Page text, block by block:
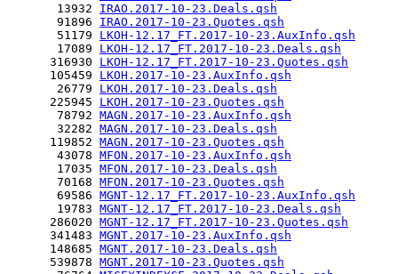
       13932
IRAO.2017-10-23.Deals.qsh
       91896
IRAO.2017-10-23.Quotes.qsh
       51179
LKOH-12.17_FT.2017-10-23.AuxInfo.qsh
       17089
LKOH-12.17_FT.2017-10-23.Deals.qsh
      316930
LKOH-12.17_FT.2017-10-23.Quotes.qsh
      105459
LKOH.2017-10-23.AuxInfo.qsh
       26779
LKOH.2017-10-23.Deals.qsh
      225945
LKOH.2017-10-23.Quotes.qsh
       78792
MAGN.2017-10-23.AuxInfo.qsh
       32282
MAGN.2017-10-23.Deals.qsh
      119852
MAGN.2017-10-23.Quotes.qsh
       43078
MFON.2017-10-23.AuxInfo.qsh
       17035
MFON.2017-10-23.Deals.qsh
       70168
MFON.2017-10-23.Quotes.qsh
       69586
MGNT-12.17_FT.2017-10-23.AuxInfo.qsh
       19783
MGNT-12.17_FT.2017-10-23.Deals.qsh
      286020
MGNT-12.17_FT.2017-10-23.Quotes.qsh
      341483
MGNT.2017-10-23.AuxInfo.qsh
      148685
MGNT.2017-10-23.Deals.qsh
      539878
MGNT.2017-10-23.Quotes.qsh